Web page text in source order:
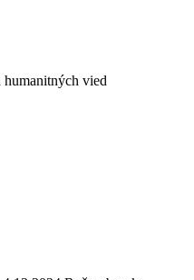
humanitných vied